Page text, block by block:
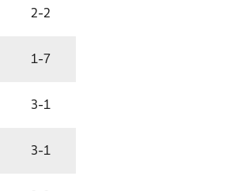
2-2
1- 7
3-1
3-1